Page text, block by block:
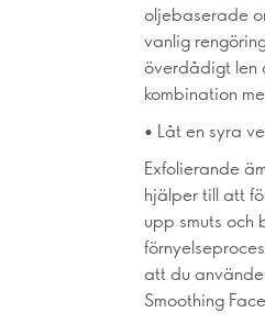
oljebaserade
vanlig
överdådigt len
kombination
• Låt en syra
Exfolierande
hjälper till att
upp smuts och
att du
Smoothing